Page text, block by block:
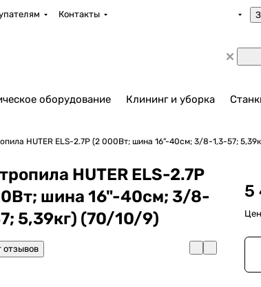
Контакты
оборудование Клининг и уборка
HUTER ELS-2.7P (2 000Вт; шина 16"-40см; 3/8-1,3-57;
HUTER ELS-2.7P
шина 16"-40см; 3/8-
5,39кг) (70/10/9)
отзывов
5